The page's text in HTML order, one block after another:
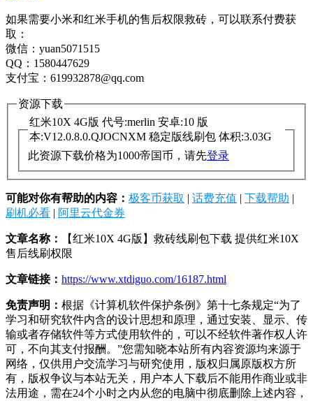
如果需要小米和红米手机的售后权限救砖，可以联系付费获
取：
微信：yuan5071515
QQ：1580447629
支付宝：619932878@qq.com
资源下载
红米10X 4G版 代号:merlin 安卓:10 版
本:V12.0.8.0.QJOCNXM 稳定版线刷包 体积:3.03G
此资源下载价格为1000帝国币，请先登录
可能对你有帮助的内容： 极客币获取 | 话费充值 | 下载帮助 |
刷机必看 | 阿里云代金券
文章名称：
【红米10X 4G版】救砖线刷包下载 提供红米10X
售后线刷权限
文章链接： https://www.xtdiguo.com/16187.html
免责声明： 根据《计算机软件保护条例》第十七条规定“为了
学习和研究软件内含的设计思想和原理，通过安装、显示、传
输或者存储软件等方式使用软件的，可以不经软件著作权人许
可，不向其支付报酬。”您需知晓本站所有内容资源均来源于
网络，仅供用户交流学习与研究使用，版权归属原版权方所
有，版权争议与本站无关，用户本人下载后不能用作商业或非
法用途，需在24个小时之内从您的电脑中彻底删除上述内容，